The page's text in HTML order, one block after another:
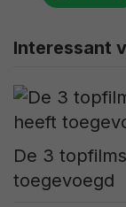
Interessant
De 3
toegevoegd